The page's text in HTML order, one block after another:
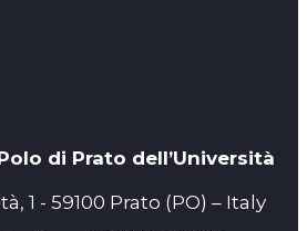
di Prato dell’Università
1 - 59100 Prato (PO) – Italy